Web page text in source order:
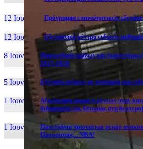
12 Ιουν, 26 Πρόγραμμα επαναληπτικών
12 Ιουν, 26 Εξεταστικά κέντρα ειδικών
8 Ιουν, 26
Παρουσίαση ομίλων και
2025-2026
5 Ιουν, 26 Εξέταση ατόμων με αναπηρία και
1 Ιουν, 26
Αξιολόγηση συμμετεχόντων στην
διδασκαλία της Ιστορίας στη
1 Ιουν, 26
Πανελλήνια πρωτιά και ρεκόρ
Προορισμός... NBA!